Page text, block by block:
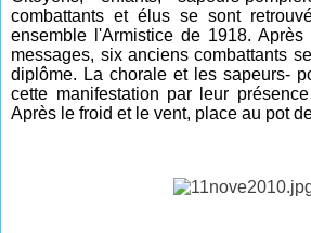
combattants et élus se sont
ensemble l'Armistice de 1918. Après
messages, six anciens combattants
diplôme. La chorale et les sapeurs-
cette manifestation par leur
Après le froid et le vent, place au pot